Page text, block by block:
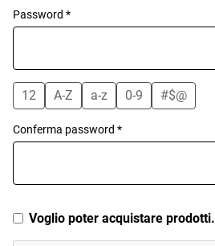
Password *
12 A-Z a-z 0-9 #$@
Conferma password *
Voglio poter acquistare prodotti.